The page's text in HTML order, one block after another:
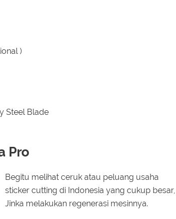
)
Steel Blade
Pro
Begitu melihat ceruk atau peluang usaha
sticker cutting di Indonesia yang cukup besar,
Jinka melakukan regenerasi mesinnya.